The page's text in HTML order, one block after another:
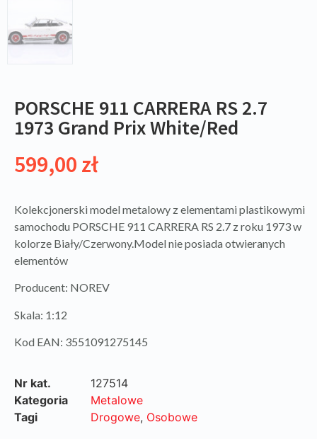
PORSCHE 911 CARRERA RS 2.7
1973 Grand Prix White/Red
599,00 zł
Kolekcjonerski model metalowy z elementami plastikowymi
samochodu PORSCHE 911 CARRERA RS 2.7 z roku 1973 w
kolorze Biały/Czerwony.Model nie posiada otwieranych
elementów
Producent: NOREV
Skala: 1:12
Kod EAN: 3551091275145
Nr kat.
127514
Kategoria
Metalowe
Tagi
Drogowe, Osobowe